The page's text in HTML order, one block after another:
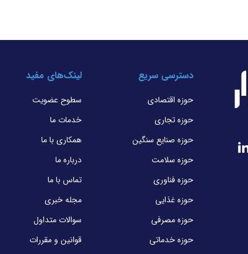
دسترسی سریع
حوزه اقتصادی
حوزه تجاری
حوزه صنایع سنگین
حوزه سلامت
حوزه فناوری
حوزه غذایی
حوزه مصرفی
حوزه خدماتی
لینک‌های مفید
سطوح عضویت
خدمات ما
همکاری با ما
درباره ما
تماس با ما
مجله خبری
سوالات متداول
قوانین و مقررات